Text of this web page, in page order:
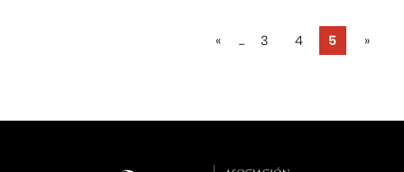
« ... 3 4 5 »